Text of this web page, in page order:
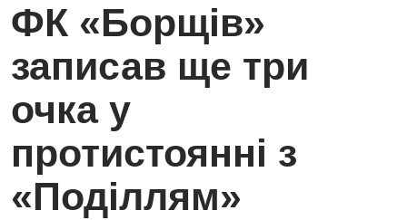
ФК «Борщів»
записав ще три
очка у
протистоянні з
«Поділлям»